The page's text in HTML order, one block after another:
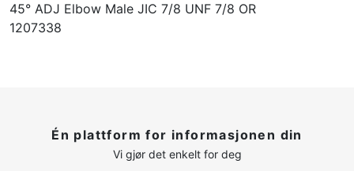
45° ADJ Elbow Male JIC 7/8 UNF 7/8 OR
1207338
Én plattform for informasjonen din
Vi gjør det enkelt for deg